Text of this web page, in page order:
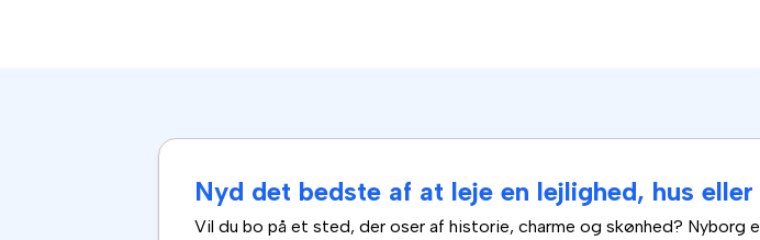
Nyd det bedste af at leje en lejlighed, hus
Vil du bo på et sted, der oser af historie, charme og skønhed?